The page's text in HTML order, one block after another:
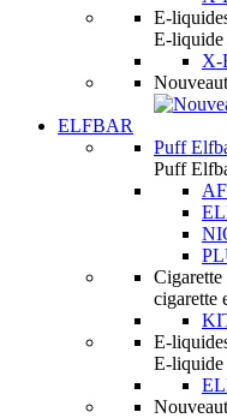
E-
E-
X-
ELFBAR
Puff
Puff
cigarette
E-
E-